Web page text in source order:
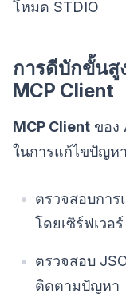
โหมด STDIO
การดีบักขั้น
MCP Client
MCP Client ของ
ในการแก้ไขปัญหา
ตรวจสอบการ
โดยเซิร์ฟเวอร์
ตรวจสอบ
ติดตามปัญหา